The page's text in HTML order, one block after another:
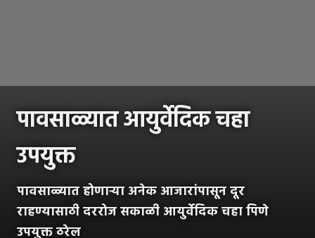
पावसाळ्यात आयुर्वेदिक चहा
उपयुक्त
पावसाळ्यात होणाऱ्या अनेक आजारांपासून दूर
राहण्यासाठी दररोज सकाळी आयुर्वेदिक चहा पिणे
उपयुक्त ठरेल